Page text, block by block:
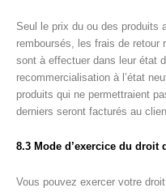
Seul le prix du ou des produits
remboursés, les frais de retour
sont à effectuer dans leur état
recommercialisation à l’état
produits qui ne permettraient
derniers seront facturés au
8.3 Mode d’exercice du droit
Vous pouvez exercer votre